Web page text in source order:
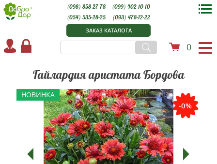
ЗАКАЗ КАТАЛОГА
0
(098) 858-27-78
(099) 402-10-10
(054) 535-28-25
(093) 478-12-22
Гайлардия аристата Бордова
НОВИНКА
-0%